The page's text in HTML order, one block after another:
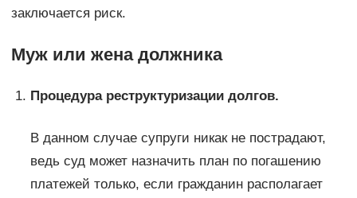
заключается риск.
Муж или жена должника
Процедура реструктуризации долгов.
В данном случае супруги никак не пострадают,
ведь суд может назначить план по погашению
платежей только, если гражданин располагает